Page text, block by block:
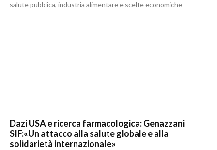
salute pubblica, industria alimentare e scelte economiche
Dazi USA e ricerca farmacologica: Genazzani
SIF:«Un attacco alla salute globale e alla
solidarietà internazionale»